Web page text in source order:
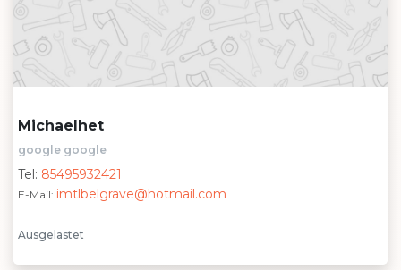
Michaelhet
google google
Tel: 85495932421
E-Mail: imtlbelgrave@hotmail.com
Ausgelastet